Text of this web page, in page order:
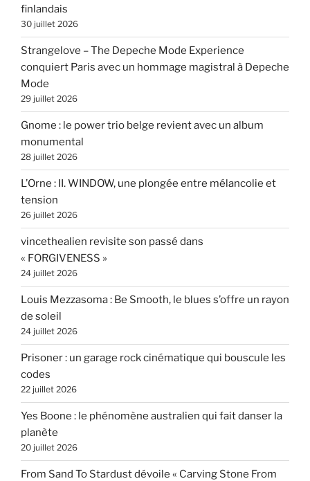
finlandais
30 juillet 2026
Strangelove – The Depeche Mode Experience
conquiert Paris avec un hommage magistral à Depeche
Mode
29 juillet 2026
Gnome : le power trio belge revient avec un album
monumental
28 juillet 2026
L’Orne : II. WINDOW, une plongée entre mélancolie et
tension
26 juillet 2026
vincethealien revisite son passé dans
« FORGIVENESS »
24 juillet 2026
Louis Mezzasoma : Be Smooth, le blues s’offre un rayon
de soleil
24 juillet 2026
Prisoner : un garage rock cinématique qui bouscule les
codes
22 juillet 2026
Yes Boone : le phénomène australien qui fait danser la
planète
20 juillet 2026
From Sand To Stardust dévoile « Carving Stone From